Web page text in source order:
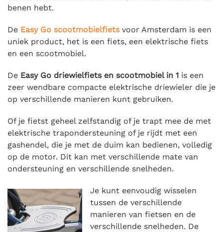
benen hebt.
De EasyGo scootmobielfietsvoor Amsterdam is een
uniek product, het is een fiets, een elektrische fiets
en een scootmobiel.
De Easy Go driewielfiets en scootmobiel in 1 is een
zeer wendbare compacte elektrische driewieler die je
op verschillende manieren kunt gebruiken.
Of je fietst geheel zelfstandig of je trapt mee de met
elektrische trapondersteuning of je rijdt met een
gashendel, die je met de duim kan bedienen, volledig
op de motor. Dit kan met verschillende mate van
ondersteuning en verschillende snelheden.
Je kunt eenvoudig wisselen
tussen de verschillende
manieren van fietsen en de
verschillende snelheden. De